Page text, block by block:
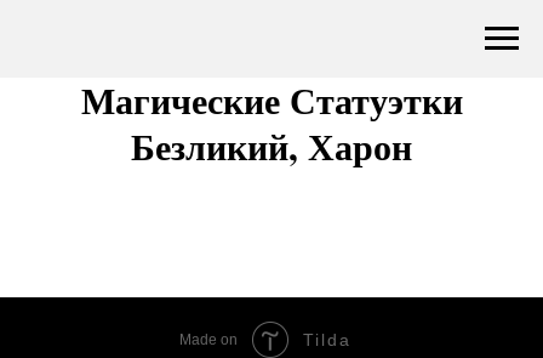
Магические Статуэтки
Безликий, Харон
Made on Tilda